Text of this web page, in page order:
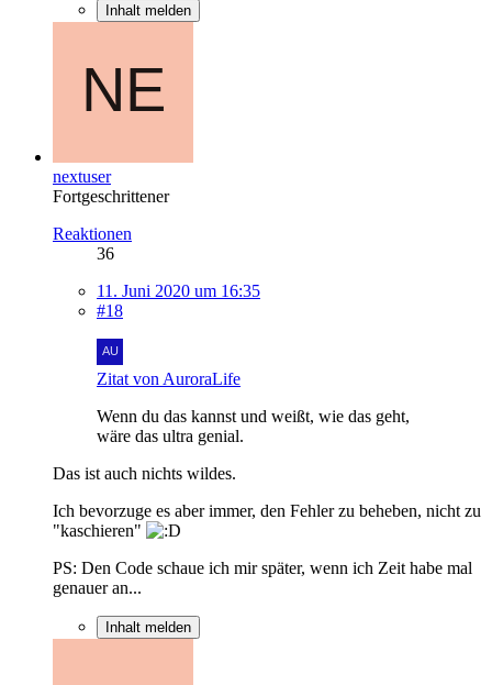
Inhalt melden
nextuser
Fortgeschrittener
Reaktionen
36
11. Juni 2020 um 16:35
#18
Zitat von AuroraLife
Wenn du das kannst und weißt, wie das geht,
wäre das ultra genial.
Das ist auch nichts wildes.
Ich bevorzuge es aber immer, den Fehler zu beheben, nicht zu
"kaschieren"
PS: Den Code schaue ich mir später, wenn ich Zeit habe mal
genauer an...
Inhalt melden